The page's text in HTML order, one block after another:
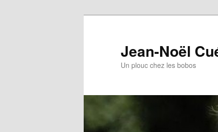
Jean-Noël
Un plouc chez les bobos